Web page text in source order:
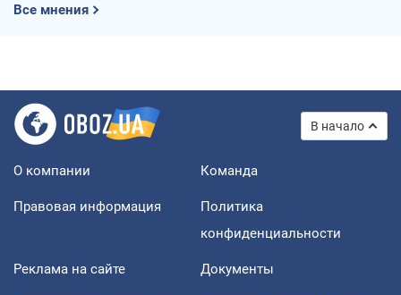
Все мнения
В начало
О компании Команда
Правовая информация
Политика
конфиденциальности
Реклама на сайте Документы